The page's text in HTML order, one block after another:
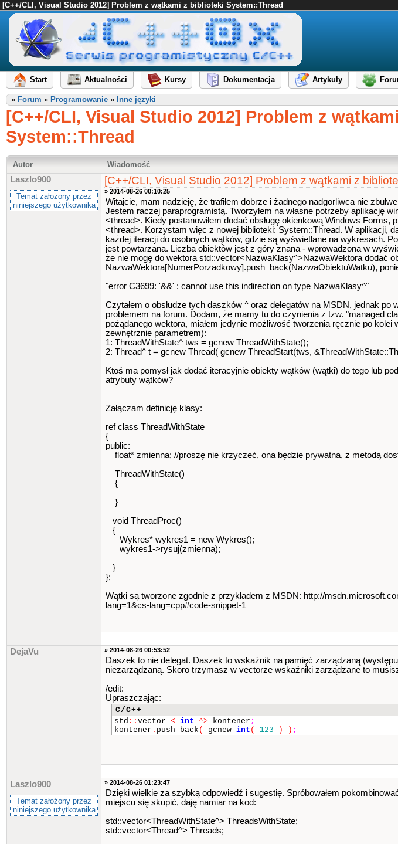
[C++/CLI, Visual Studio 2012] Problem z wątkami z biblioteki System::Thread
Start Aktualności Kursy Dokumentacja Artykuły
» Forum » Programowanie » Inne języki
[C++/CLI, Visual Studio 2012] Problem z
System::Thread
Autor
Wiadomość
Laszlo900
Temat założony przez
niniejszego użytkownika
[C++/CLI, Visual Studio 2012] Problem z wątkami z
» 2014-08-26 00:10:25
Witajcie, mam nadzieję, że trafiłem dobrze i żadnego nadgorliwca nie
Jestem raczej paraprogramistą. Tworzyłem na własne potrzeby aplikację
<thread>. Kiedy postanowiłem dodać obsługę okienkową Windows Forms,
<thread>. Korzystam więc z nowej biblioteki: System::Thread. W aplikacji,
każdej iteracji do osobnych wątków, gdzie są wyświetlane na wykresach.
jest powtarzana. Liczba obiektów jest z góry znana - wprowadzona w
że nie mogę do wektora std::vector<NazwaKlasy^>NazwaWektora dodać
NazwaWektora[NumerPorzadkowy].push_back(NazwaObiektuWatku),
"error C3699: '&&' : cannot use this indirection on type NazwaKlasy^"
Czytałem o obsłudze tych daszków ^ oraz delegatów na MSDN, jednak
problemem na forum. Dodam, że mamy tu do czynienia z tzw. "managed
pożądanego wektora, miałem jedynie możliwość tworzenia ręcznie po
zewnętrznie parametrem):
1: ThreadWithState^ tws = gcnew ThreadWithState();
2: Thread^ t = gcnew Thread( gcnew ThreadStart(tws,
Ktoś ma pomysł jak dodać iteracyjnie obiekty wątków (wątki) do tego lub
atrybuty wątków?
Załączam definicję klasy:
ref class ThreadWithState
{
public:
float* zmienna; //proszę nie krzyczeć, ona będzie prywatna, z metodą
ThreadWithState()
{
}
void ThreadProc()
{
Wykres* wykres1 = new Wykres();
wykres1->rysuj(zmienna);
}
};
Wątki są tworzone zgodnie z przykładem z MSDN: http://
lang=1&cs-lang=cpp#code-snippet-1
DejaVu » 2014-08-26 00:53:52
Daszek to nie delegat. Daszek to wskaźnik na pamięć zarządzaną
niezarządzaną. Skoro trzymasz w vectorze wskaźniki zarządzane to
/edit:
Upraszczając:
C/C++
std :: vector < int ^> kontener ;
kontener . push_back ( gcnew int ( 123 ) ) ;
Laszlo900
Temat założony przez
niniejszego użytkownika
» 2014-08-26 01:23:47
Dzięki wielkie za szybką odpowiedź i sugestię. Spróbowałem
miejscu się skupić, daję namiar na kod:
std::vector<ThreadWithState^> ThreadsWithState;
std::vector<Thread^> Threads;